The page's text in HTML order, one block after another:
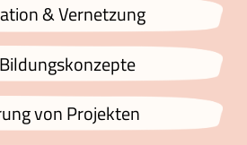
& Vernetzung
von Projekten